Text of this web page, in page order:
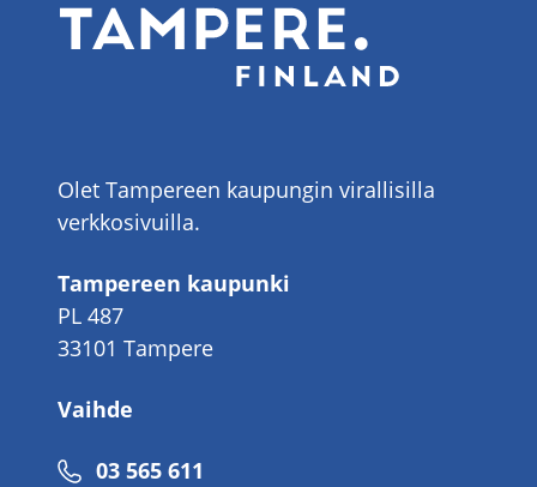
Olet Tampereen kaupungin virallisilla
verkkosivuilla.
Tampereen kaupunki
PL 487
33101 Tampere
Vaihde
Puhelinnumero
03 565 611